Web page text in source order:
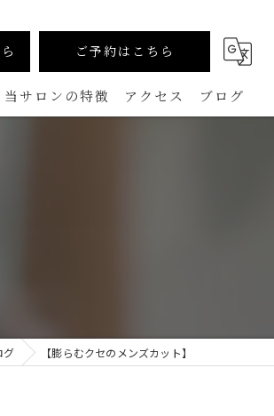
ご予約はこちら
当サロンの特徴
白髪ぼかし
アクセス ブログ
グ 【膨らむクセのメンズカット】